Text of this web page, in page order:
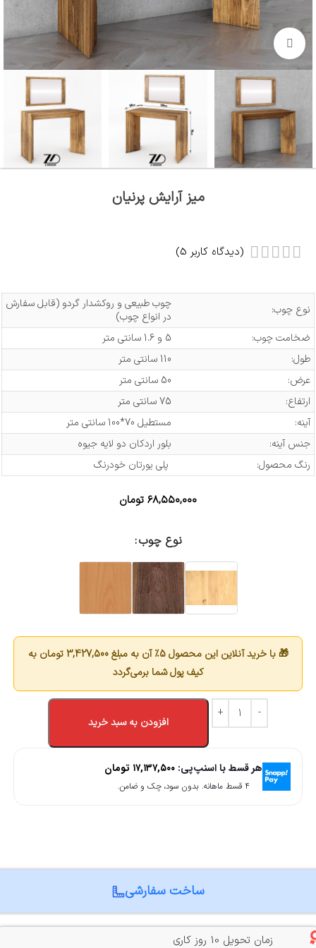
بزرگنمایی تصویر
میز آرایش پرنیان
(دیدگاه کاربر 5
)
نوع چوب:
چوب طبیعی و روکشدار گردو (قابل سفارش
در انواع چوب)
ضخامت چوب:
5 و 1.6 سانتی متر
طول:
110 سانتی متر
عرض:
50 سانتی متر
ارتفاع:
75 سانتی متر
آینه:
مستطیل 70*100 سانتی متر
جنس آینه:
بلور اردکان دو لایه جیوه
رنگ محصول:
پلی یورتان خودرنگ
۶۸,۵۵۰,۰۰۰ تومان
نوع چوب
🎁 با خرید آنلاین این محصول 5٪ آن به مبلغ 3,427,500تومان به
کیف پول شما برمی‌گردد
افزودن به سبد خرید
هر قسط با اسنپ‌پی: ۱۷,۱۳۷,۵۰۰ تومان
۴ قسط ماهانه. بدون سود، چک و ضامن.
ساخت سفارشی
زمان تحویل 10 روز کاری